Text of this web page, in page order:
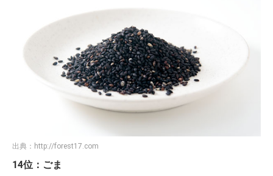
出典： http://forest17.com
14位：ごま